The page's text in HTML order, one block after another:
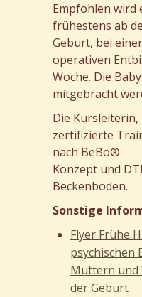
Empfohlen wird
frühestens ab
Geburt, bei einer
operativen
Woche. Die
mitgebracht
Die Kursleiterin,
zertifizierte
nach BeBo®
Konzept und
Beckenboden.
Sonstige
Flyer Frühe
psychischen
Müttern und
der Geburt